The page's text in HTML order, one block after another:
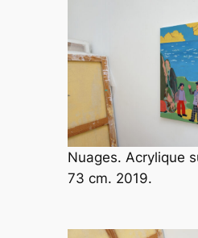
Nuages. Acrylique
73 cm. 2019.